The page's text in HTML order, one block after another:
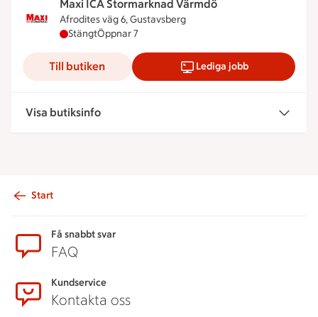
Maxi ICA Stormarknad Värmdö
Afrodites väg 6, Gustavsberg
Maxi ICA Stormarknad Värmdö har stängt,
StängtÖppnar 7
Till butiken Lediga jobb
Visa butiksinfo
Start
Få snabbt svar
FAQ
Kundservice
Kontakta oss